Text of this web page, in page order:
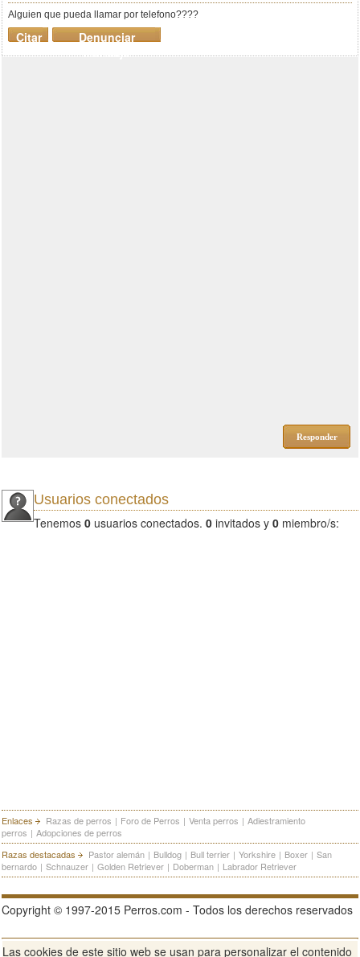
Alguien que pueda llamar por telefono????
Denunciar
mensaje
Citar
Responder
Usuarios conectados
Tenemos 0 usuarios conectados. 0 invitados y 0 miembro/s:
Enlaces Razas de perros | Foro de Perros | Venta perros | Adiestramiento
perros | Adopciones de perros
Razas destacadas
Pastor alemán | Bulldog | Bull terrier | Yorkshire | Boxer | San
bernardo | Schnauzer | Golden Retriever | Doberman | Labrador Retriever
Copyright © 1997-2015 Perros.com - Todos los derechos reservados
Publicidad en Perros.com | Contacte | Aviso Legal Política de
Las cookies de este sitio web se usan para personalizar el contenido